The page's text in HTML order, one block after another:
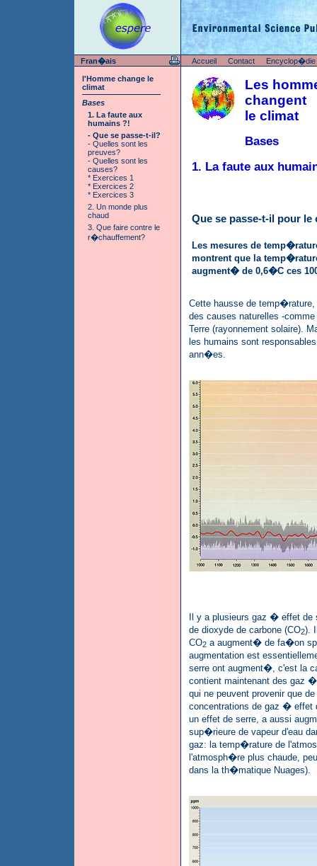
Fran�ais Accueil Contact Encyclop�die
l'Homme change le
climat
Bases
1. La faute aux
humains ?!
- Que se passe-t-il?
- Quelles sont les
preuves?
- Quelles sont les
causes?
* Exercices 1
* Exercices 2
* Exercices 3
2. Un monde plus
chaud
3. Que faire contre le
r�chauffement?
Les
changent
le climat
Bases
1. La faute aux
Que se passe-t-il pour le
Les mesures de
montrent que la
augment� de 0,6�C ces
Cette hausse de
des causes naturelles -
Terre (rayonnement solaire).
les humains sont
ann�es.
Il y a plusieurs gaz � effet
de dioxyde de carbone (CO2).
CO2 a augment� de fa�on
augmentation est
serre ont augment�, c'est la
contient maintenant des gaz
qui ne peuvent provenir que
concentrations de gaz � effet
un effet de serre, a aussi
sup�rieure de vapeur d'eau
gaz: la temp�rature de
l'atmosph�re plus chaude,
dans la th�matique Nuages).